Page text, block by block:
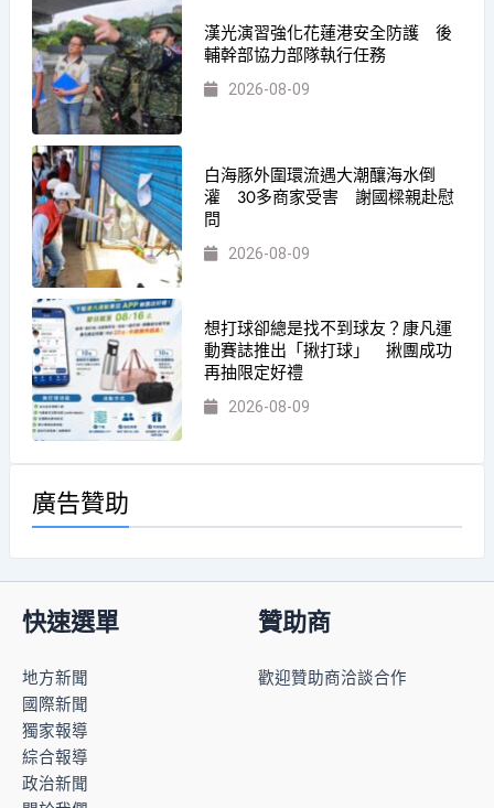
漢光演習強化花蓮港安全防護 後
輔幹部協力部隊執行任務
2026-08-09
白海豚外圍環流遇大潮釀海水倒
灌 30多商家受害 謝國樑親赴慰
問
2026-08-09
想打球卻總是找不到球友？康凡運
動賽誌推出「揪打球」 揪團成功
再抽限定好禮
2026-08-09
廣告贊助
快速選單
地方新聞
國際新聞
獨家報導
綜合報導
政治新聞
贊助商
歡迎贊助商洽談合作